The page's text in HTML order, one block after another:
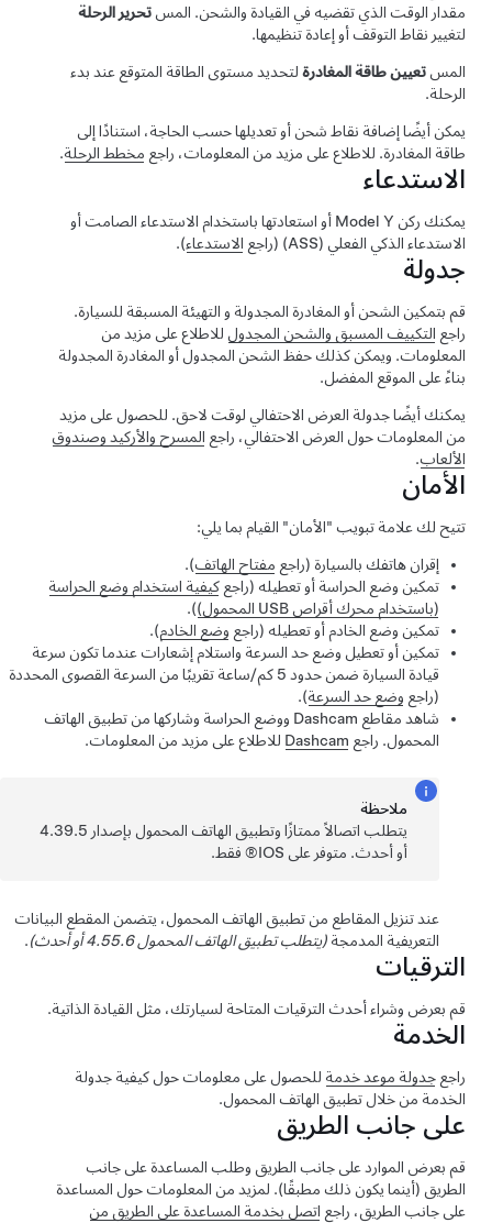
مقدار الوقت الذي تقضيه في القيادة والشحن. المستحرير الرحلة
لتغيير نقاط التوقف أو إعادة تنظيمها.
المستعيين طاقة المغادرةلتحديد مستوى الطاقة المتوقع عند بدء
الرحلة.
يمكن أيضًا إضافة نقاط شحن أو تعديلها حسب الحاجة، استنادًا إلى
طاقة المغادرة. للاطلاع على مزيد من المعلومات، راجعمخطط الرحلة.
الاستدعاء
يمكنك ركن Model Yأو استعادتها باستخدامالاستدعاء الصامتأو
الاستدعاء الذكي الفعلي (ASS)
(راجعالاستدعاء).
جدولة
قم بتمكين الشحن أو المغادرة المجدولة و التهيئة المسبقة للسيارة.
راجعالتكييف المسبق والشحن المجدولللاطلاع على مزيد من
المعلومات. ويمكن كذلك حفظ الشحن المجدول أو المغادرة المجدولة
بناءً على الموقع المفضل.
يمكنك أيضًا جدولة العرض الاحتفالي لوقت لاحق. للحصول على مزيد
من المعلومات حول العرض الاحتفالي، راجعالمسرح والأركيد وصندوق
الألعاب.
الأمان
تتيح لك علامة تبويب "الأمان" القيام بما يلي:
إقران هاتفك بالسيارة (راجعمفتاح الهاتف).
تمكين وضع الحراسة أو تعطيله (راجعكيفية استخدام وضع الحراسة
(باستخدام محرك أقراص USB المحمول)
).
تمكين وضع الخادم أو تعطيله (راجعوضع الخادم).
تمكين أو تعطيل وضع حد السرعة واستلام إشعارات عندما تكون سرعة
قيادة السيارة ضمن حدود5 كم/ساعة
تقريبًا من السرعة القصوى المحددة
(راجعوضع حد السرعة).
شاهد مقاطع Dashcam ووضع الحراسة وشاركها من تطبيق الهاتف
المحمول. راجعDashcamللاطلاع على مزيد من المعلومات.
ملاحظة
يتطلب اتصالاً ممتازًا وتطبيق الهاتف المحمول بإصدار 4.39.5
أو أحدث. متوفر على IOS® فقط.
عند تنزيل المقاطع من تطبيق الهاتف المحمول، يتضمن المقطع البيانات
التعريفية المدمجة(يتطلب تطبيق الهاتف المحمول 4.55.6 أو أحدث) .
الترقيات
قم بعرض وشراء أحدث الترقيات المتاحة لسيارتك، مثلالقيادة الذاتية.
الخدمة
راجعجدولة موعد خدمةللحصول على معلومات حول كيفية جدولة
الخدمة من خلال تطبيق الهاتف المحمول.
على جانب الطريق
قم بعرض الموارد على جانب الطريق وطلب المساعدة على جانب
الطريق (أينما يكون ذلك مطبقًا). لمزيد من المعلومات حول المساعدة
على جانب الطريق، راجعاتصل بخدمة المساعدة على الطريق من